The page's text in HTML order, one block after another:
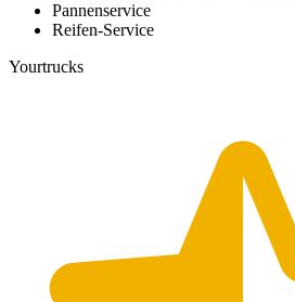
Pannenservice
Reifen-Service
Yourtrucks